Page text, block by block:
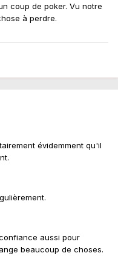
coup de poker. Vu notre
à perdre.
évidemment qu'il
aussi pour
beaucoup de choses.